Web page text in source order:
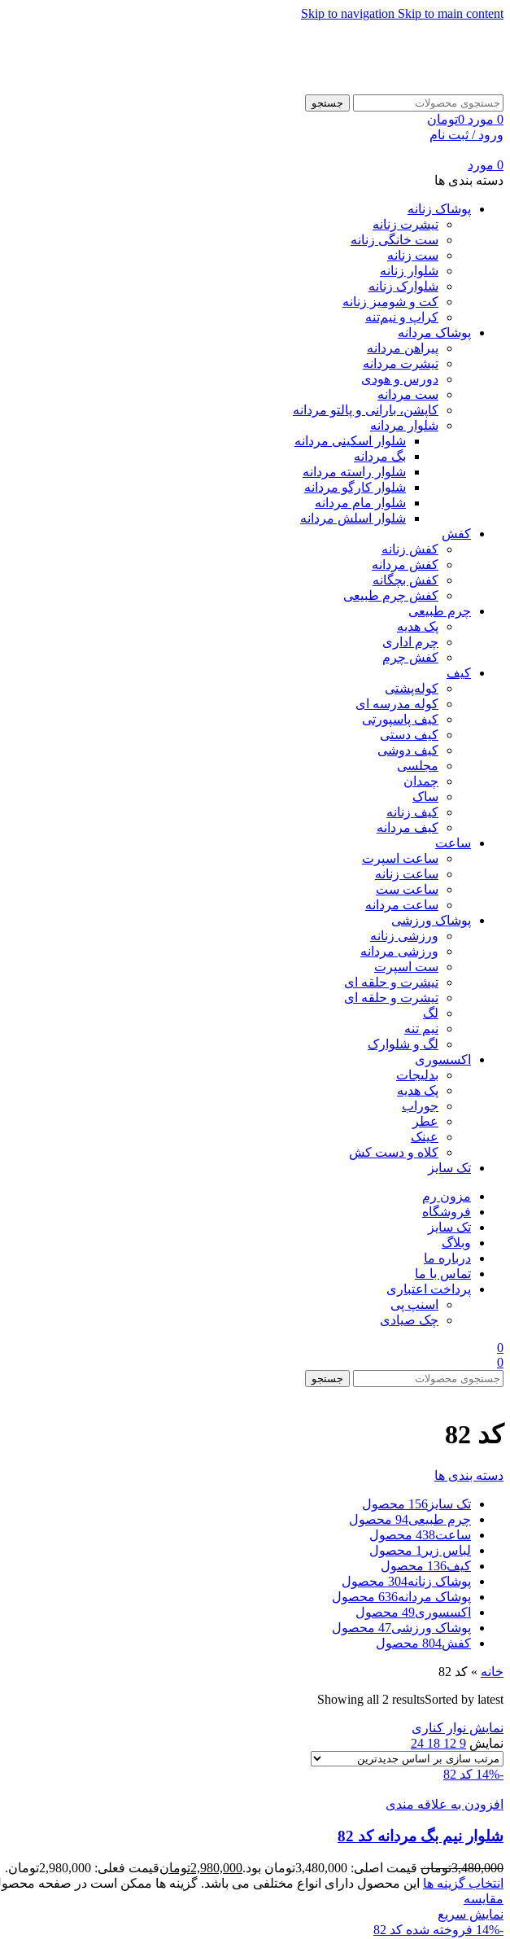
Skip to navigation Skip to main content
جستجو
0 مورد 0تومان
ورود / ثبت نام
0 مورد
دسته بندی ها
پوشاک زنانه
تیشرت زنانه
ست خانگی زنانه
ست زنانه
شلوار زنانه
شلوارک زنانه
کت و شومیز زنانه
کراپ و نیم‌تنه
پوشاک مردانه
پیراهن مردانه
تیشرت مردانه
دورس و هودی
ست مردانه
کاپشن، بارانی و پالتو مردانه
شلوار مردانه
شلوار اسکینی مردانه
بگ مردانه
شلوار راسته مردانه
شلوار کارگو مردانه
شلوار مام مردانه
شلوار اسلش مردانه
کفش
کفش زنانه
کفش مردانه
کفش بچگانه
کفش چرم طبیعی
چرم طبیعی
پک هدیه
چرم اداری
کفش چرم
کیف
کوله‌پشتی
کوله مدرسه ای
کیف پاسپورتی
کیف دستی
کیف دوشی
مجلسی
چمدان
ساک
کیف زنانه
کیف مردانه
ساعت
ساعت اسپرت
ساعت زنانه
ساعت ست
ساعت مردانه
پوشاک ورزشی
ورزشی زنانه
ورزشی مردانه
ست اسپرت
تیشرت و حلقه ای
تیشرت و حلقه ای
لگ
نیم تنه
لگ و شلوارک
اکسسوری
بدلیجات
پک هدیه
جوراب
عطر
عینک
کلاه و دست کش
تک سایز
مزون رم
فروشگاه
تک سایز
وبلاگ
درباره ما
تماس با ما
پرداخت اعتباری
اسنپ پی
چک صیادی
0
0
جستجو
کد 82
دسته بندی ها
تک سایز 156 محصول
چرم طبیعی94 محصول
ساعت438 محصول
لباس زیر 1 محصول
کیف136 محصول
پوشاک زنانه304 محصول
پوشاک مردانه636 محصول
اکسسوری49 محصول
پوشاک ورزشی47 محصول
کفش804 محصول
خانه » کد 82
Showing all 2 resultsSorted by latest
نمایش نوار کناری
نمایش 9
12
18
24
-14% کد 82
افزودن به علاقه مندی
شلوار نيم بگ مردانه کد 82
3,480,000تومان قیمت اصلی: 3,480,000تومان بود. 2,980,000تومانقیمت فعلی: 2,980,000تومان.
انتخاب گزینه ها این محصول دارای انواع مختلفی می باشد. گزینه ها ممکن است در صفحه
مقايسه
نمایش سریع
-14%
فروخته شده کد 82